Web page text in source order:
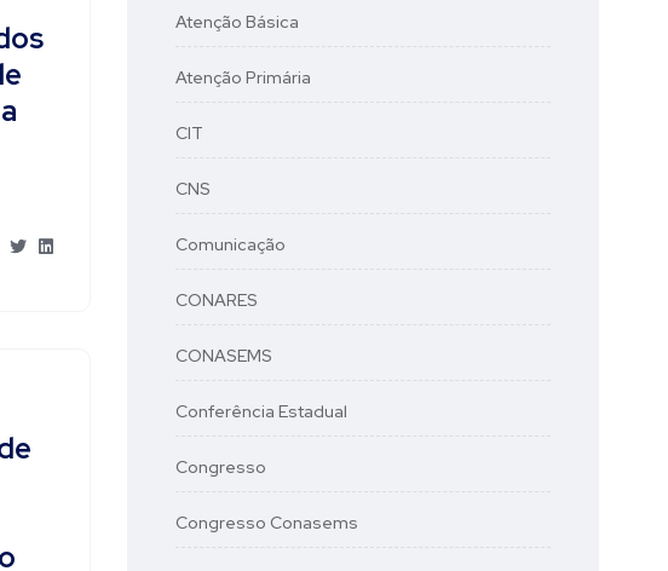
Atenção Básica
Atenção Primária
CIT
CNS
Comunicação
CONARES
CONASEMS
Conferência Estadual
Congresso
Congresso Conasems